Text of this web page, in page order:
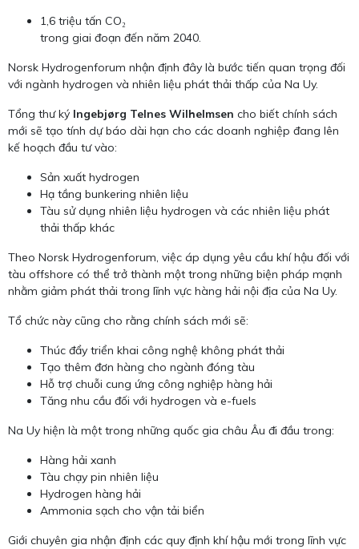
1,6 triệu tấn CO₂
trong giai đoạn đến năm 2040.
Norsk Hydrogenforum nhận định đây là bước tiến quan trọng đối
với ngành hydrogen và nhiên liệu phát thải thấp của Na Uy.
Tổng thư ký Ingebjørg Telnes Wilhelmsen cho biết chính sách
mới sẽ tạo tính dự báo dài hạn cho các doanh nghiệp đang lên
kế hoạch đầu tư vào:
Sản xuất hydrogen
Hạ tầng bunkering nhiên liệu
Tàu sử dụng nhiên liệu hydrogen và các nhiên liệu phát
thải thấp khác
Theo Norsk Hydrogenforum, việc áp dụng yêu cầu khí hậu đối với
tàu offshore có thể trở thành một trong những biện pháp mạnh
nhằm giảm phát thải trong lĩnh vực hàng hải nội địa của Na Uy.
Tổ chức này cũng cho rằng chính sách mới sẽ:
Thúc đẩy triển khai công nghệ không phát thải
Tạo thêm đơn hàng cho ngành đóng tàu
Hỗ trợ chuỗi cung ứng công nghiệp hàng hải
Tăng nhu cầu đối với hydrogen và e-fuels
Na Uy hiện là một trong những quốc gia châu Âu đi đầu trong:
Hàng hải xanh
Tàu chạy pin nhiên liệu
Hydrogen hàng hải
Ammonia sạch cho vận tải biển
Giới chuyên gia nhận định các quy định khí hậu mới trong lĩnh vực